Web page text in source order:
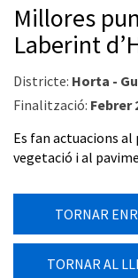
Millores
Laberint
Districte: Horta -
Finalització: Febrer
Es fan actuacions al
vegetació i al
TORNAR
TORNAR AL